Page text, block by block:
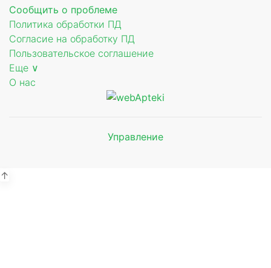
Сообщить о проблеме
Политика обработки ПД
Согласие на обработку ПД
Пользовательское соглашение
Еще ∨
О нас
Управление
↑
Мы будем